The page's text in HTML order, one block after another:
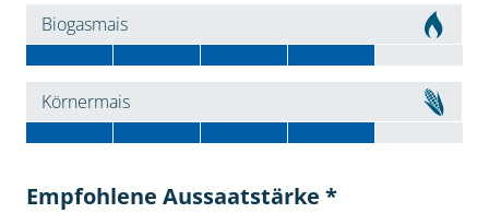
Biogasmais
Körnermais
Empfohlene Aussaatstärke *